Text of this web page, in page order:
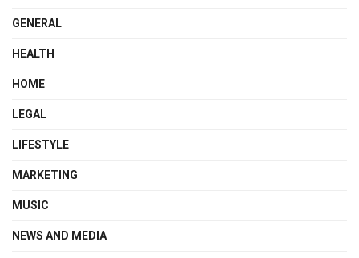
GENERAL
HEALTH
HOME
LEGAL
LIFESTYLE
MARKETING
MUSIC
NEWS AND MEDIA